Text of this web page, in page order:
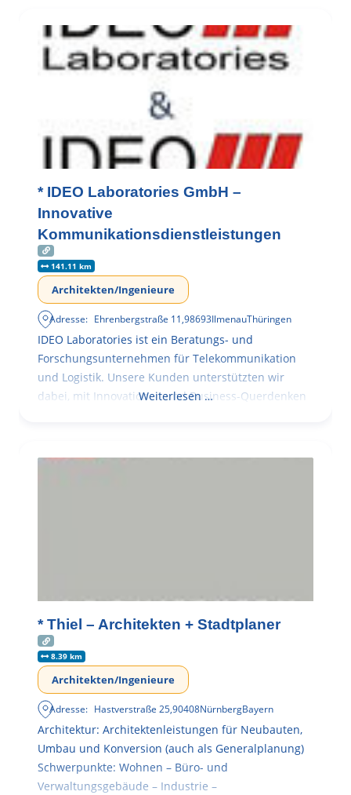
* IDEO Laboratories GmbH –
Innovative
Kommunikationsdienstleistungen
141.11 km
Architekten/Ingenieure
Adresse: Ehrenbergstraße 11,98693IlmenauThüringen
IDEO Laboratories ist ein Beratungs- und
Forschungsunternehmen für Telekommunikation
und Logistik. Unsere Kunden unterstützten wir
dabei, mit Innovationen und Business-Querdenken
Weiterlesen …
* Thiel – Architekten + Stadtplaner
8.39 km
Architekten/Ingenieure
Adresse: Hastverstraße 25,90408NürnbergBayern
Architektur: Architektenleistungen für Neubauten,
Umbau und Konversion (auch als Generalplanung)
Schwerpunkte: Wohnen – Büro- und
Verwaltungsgebäude – Industrie –